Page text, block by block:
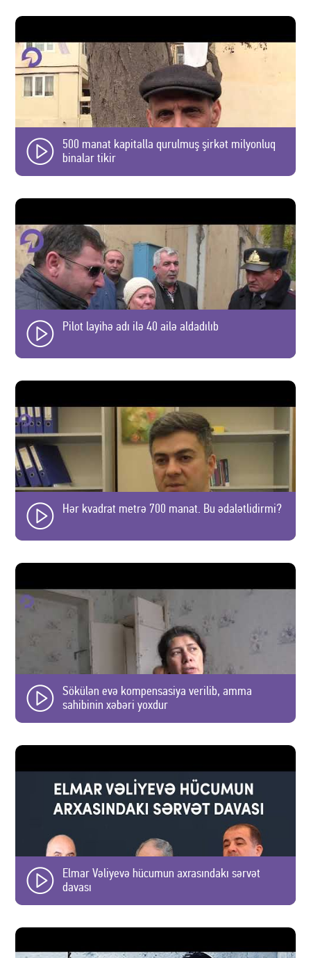
500 manat kapitalla qurulmuş şirkət milyonluq
binalar tikir
Pilot layihə adı ilə 40 ailə aldadılıb
Hər kvadrat metrə 700 manat. Bu ədalətlidirmi?
Sökülən evə kompensasiya verilib, amma
sahibinin xəbəri yoxdur
Elmar Vəliyevə hücumun axrasındakı sərvət
davası